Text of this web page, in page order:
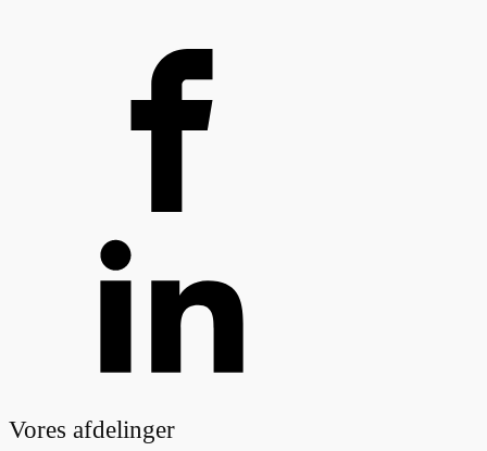
Vores afdelinger